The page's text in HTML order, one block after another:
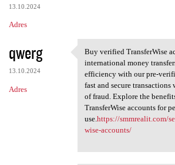
13.10.2024
Adres
qwerg
13.10.2024
Adres
Buy verified
Buy verified TransferWise
international money
efficiency with our pre-
fast and secure
of fraud. Explore the
TransferWise accounts for
use.https://smmrealit.com/
wise-accounts/